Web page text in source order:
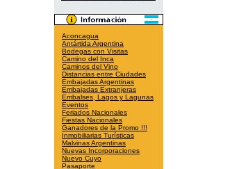
Aconcagua
Antártida Argentina
Bodegas con Visitas
Camino del Inca
Caminos del Vino
Distancias entre Ciudades
Embajadas Argentinas
Embajadas Extranjeras
Embalses, Lagos y Lagunas
Eventos
Feriados Nacionales
Fiestas Nacionales
Ganadores de la Promo !!!
Inmobiliarias Turísticas
Malvinas Argentinas
Nuevas Incorporaciones
Nuevo Cuyo
Pasaporte